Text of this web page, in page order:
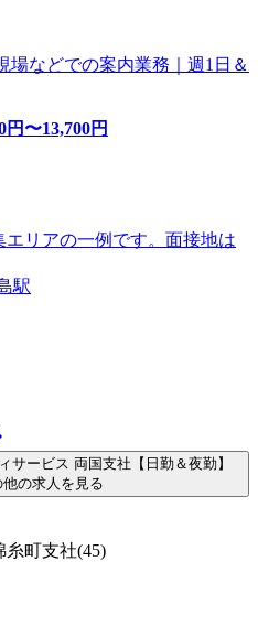
場などでの案内業務｜週1日＆
円〜13,700円
リアの一例です。面接地は
駅
サービス 両国支社【日勤＆夜勤】
の求人を見る
町支社(45)